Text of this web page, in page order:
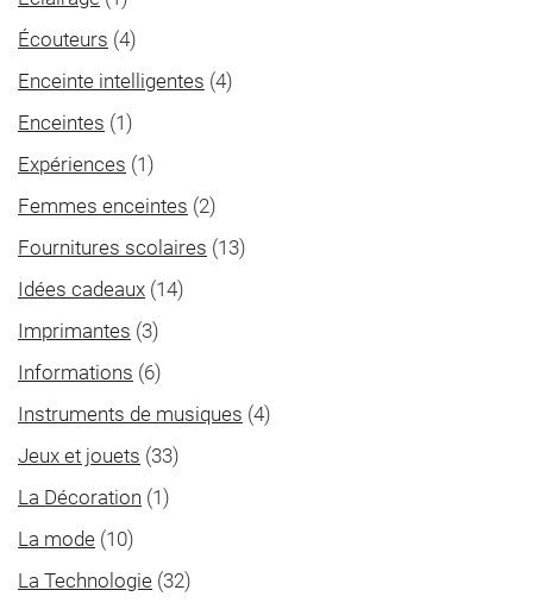
Écouteurs (4)
Enceinte intelligentes (4)
Enceintes (1)
Expériences (1)
Femmes enceintes (2)
Fournitures scolaires (13)
Idées cadeaux (14)
Imprimantes (3)
Informations (6)
Instruments de musiques (4)
Jeux et jouets (33)
La Décoration (1)
La mode (10)
La Technologie (32)